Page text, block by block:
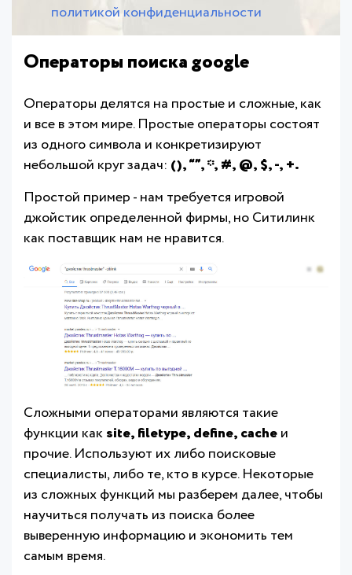
политикой конфиденциальности
Операторы поиска google
Операторы делятся на простые и сложные, как
и все в этом мире. Простые операторы состоят
из одного символа и конкретизируют
небольшой круг задач: (), “”, *, #, @, $, -, +.
Простой пример - нам требуется игровой
джойстик определенной фирмы, но Ситилинк
как поставщик нам не нравится.
Сложными операторами являются такие
функции какsite, filetype, define, cacheи
прочие. Используют их либо поисковые
специалисты, либо те, кто в курсе. Некоторые
из сложных функций мы разберем далее, чтобы
научиться получать из поиска более
выверенную информацию и экономить тем
самым время.